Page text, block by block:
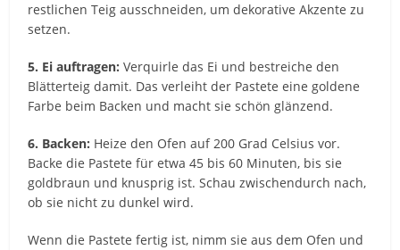
restlichen Teig ausschneiden, um dekorative Akzente zu
setzen.
5. Ei auftragen: Verquirle das Ei und bestreiche den
Blätterteig damit. Das verleiht der Pastete eine goldene
Farbe beim Backen und macht sie schön glänzend.
6. Backen: Heize den Ofen auf 200 Grad Celsius vor.
Backe die Pastete für etwa 45 bis 60 Minuten, bis sie
goldbraun und knusprig ist. Schau zwischendurch nach,
ob sie nicht zu dunkel wird.
Wenn die Pastete fertig ist, nimm sie aus dem Ofen und